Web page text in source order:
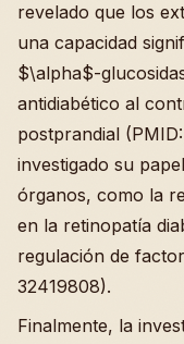
revelado que los
una capacidad
$\alpha$-
antidiabético al
postprandial
investigado su
órganos, como la
en la retinopatía
regulación de
32419808).
Finalmente, la